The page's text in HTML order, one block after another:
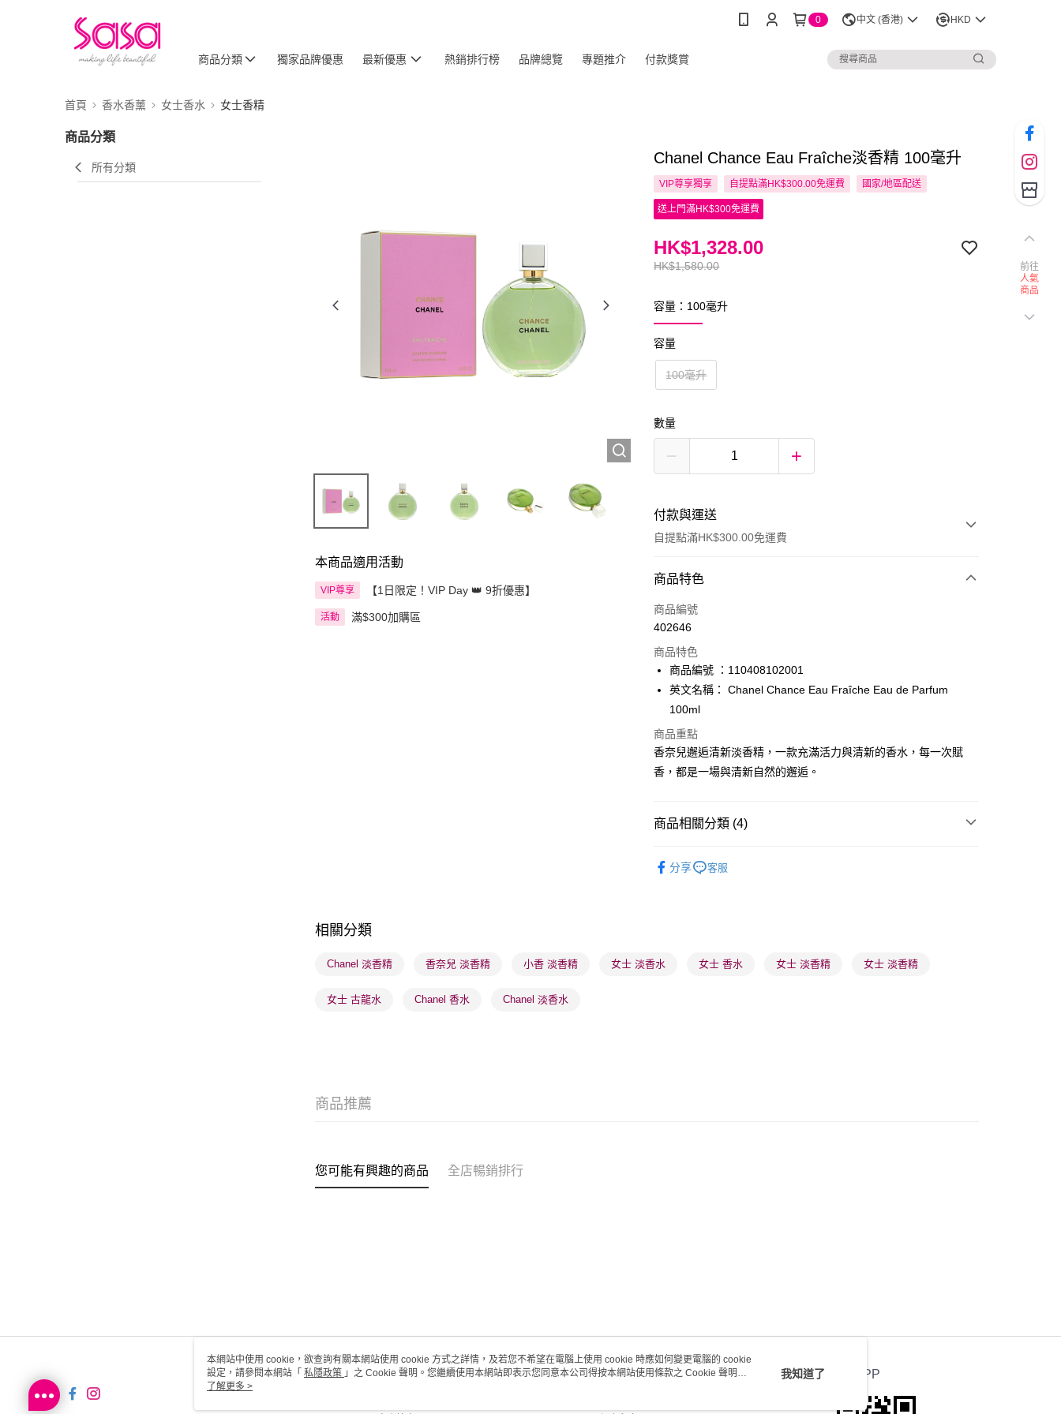
0 中文 (香港) HKD
商品分類 獨家品牌優惠 最新優惠 熱銷排行榜 品牌總覽 專題推介 付款獎賞
首頁 香水香薰 女士香水 女士香精
商品分類
所有分類
本商品適用活動
VIP尊享 【1日限定！VIP Day 👑 9折優惠】
活動 滿$300加購區
Chanel Chance Eau Fraîche淡香精 100毫升
VIP尊享獨享 自提點滿HK$300.00免運費 國家/地區配送
送上門滿HK$300免運費
HK$1,580.00
HK$1,328.00
容量：100毫升
容量
100毫升
數量
付款與運送
自提點滿HK$300.00免運費
付款方式
信用卡
AlipayHK
PayMe
BoC Pay
順豐自助櫃 - 確認發貨後1-3個工作天送達
商品特色
商品編號
402646
商品特色
商品編號 ：110408102001
英文名稱： Chanel Chance Eau Fraîche Eau de Parfum
100ml
商品重點
香奈兒邂逅清新淡香精，一款充滿活力與清新的香水，每一次賦
香，都是一場與清新自然的邂逅。
商品相關分類 (4)
分享 客服
相關分類
Chanel 淡香精 香奈兒 淡香精 小香 淡香精 女士 淡香水 女士 香水 女士 淡香精 女士 淡香精
女士 古龍水 Chanel 香水 Chanel 淡香水
商品推薦
您可能有興趣的商品 全店暢銷排行
關於我們 客戶服務 官方APP
前往
人氣
商品
本網站中使用 cookie，欲查詢有關本網站使用 cookie 方式之詳情，及若您不希望在電腦上使用 cookie 時應如何變更電腦的 cookie
設定，請參閱本網站「 私隱政策 」之 Cookie 聲明。您繼續使用本網站即表示您同意本公司得按本網站使用條款之 Cookie 聲明使
用 cookie。
了解更多 >
我知道了